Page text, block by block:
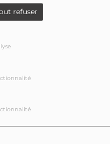
refuser
cet article